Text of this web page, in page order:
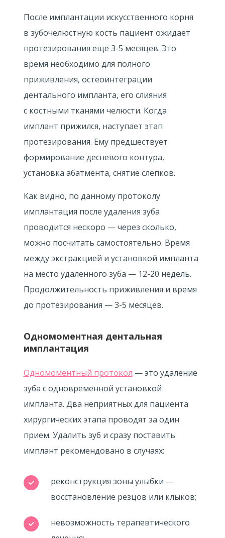
После имплантации искусственного корня
в зубочелюстную кость пациент ожидает
протезирования еще 3-5 месяцев. Это
время необходимо для полного
приживления, остеоинтеграции
дентального импланта, его слияния
с костными тканями челюсти. Когда
имплант прижился, наступает этап
протезирования. Ему предшествует
формирование десневого контура,
установка абатмента, снятие слепков.
Как видно, по данному протоколу
имплантация после удаления зуба
проводится нескоро — через сколько,
можно посчитать самостоятельно. Время
между экстракцией и установкой импланта
на место удаленного зуба — 12-20 недель.
Продолжительность приживления и время
до протезирования —3-5 месяцев.
Одномоментная дентальная
имплантация
Одномоментный протокол — это удаление
зуба с одновременной установкой
импланта. Два неприятных для пациента
хирургических этапа проводят за один
прием. Удалить зуб и сразу поставить
имплант рекомендовано в случаях:
реконструкция зоны улыбки —
восстановление резцов или клыков;
невозможность терапевтического